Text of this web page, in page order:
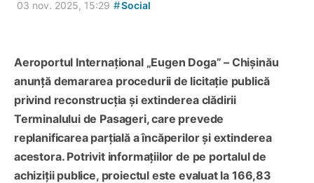
03 nov. 2025, 15:29 #Social
Aeroportul Internațional „Eugen Doga” – Chișinău
anunță demararea procedurii de licitație publică
privind reconstrucția și extinderea clădirii
Terminalului de Pasageri, care prevede
replanificarea parțială a încăperilor și extinderea
acestora. Potrivit informațiilor de pe portalul de
achiziții publice, proiectul este evaluat la 166,83